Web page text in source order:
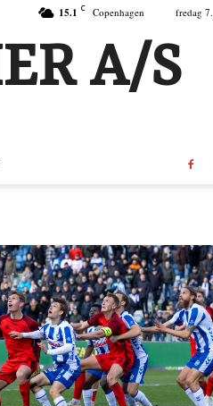
15.1 C Copenhagen fredag
A/S